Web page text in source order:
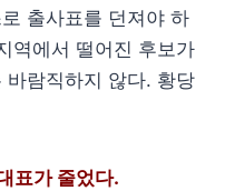
출사표를 던져야 하
역에서 떨어진 후보가
바람직하지 않다. 황당
표가 줄었다.